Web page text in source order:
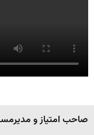
صاحب امتیاز و